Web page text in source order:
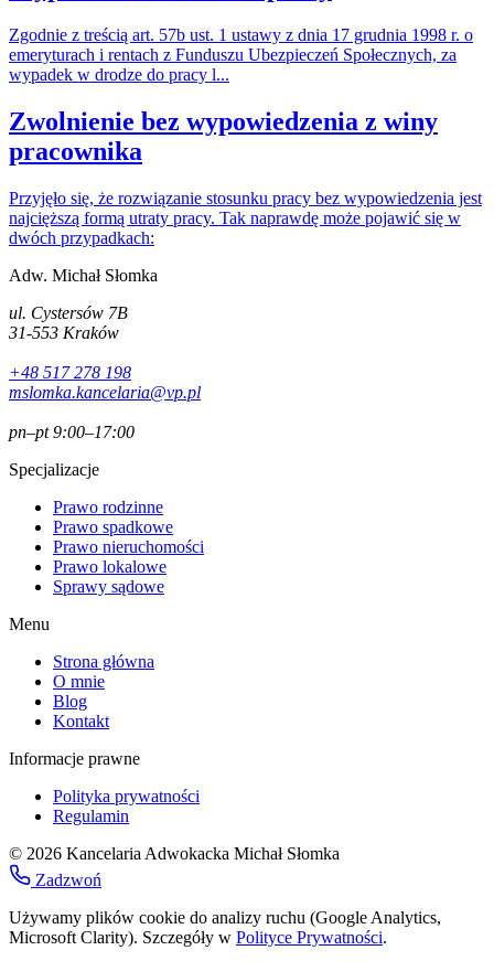
Zgodnie z treścią art. 57b ust. 1 ustawy z dnia 17 grudnia 1998 r. o
emeryturach i rentach z Funduszu Ubezpieczeń Społecznych, za
wypadek w drodze do pracy l...
Zwolnienie bez wypowiedzenia z winy
pracownika
Przyjęło się, że rozwiązanie stosunku pracy bez wypowiedzenia jest
najcięższą formą utraty pracy. Tak naprawdę może pojawić się w
dwóch przypadkach:
Adw. Michał Słomka
ul. Cystersów 7B
31-553 Kraków
+48 517 278 198
mslomka.kancelaria@vp.pl
pn–pt 9:00–17:00
Specjalizacje
Prawo rodzinne
Prawo spadkowe
Prawo nieruchomości
Prawo lokalowe
Sprawy sądowe
Menu
Strona główna
O mnie
Blog
Kontakt
Informacje prawne
Polityka prywatności
Regulamin
© 2026 Kancelaria Adwokacka Michał Słomka
Zadzwoń
Używamy plików cookie do analizy ruchu (Google Analytics,
Microsoft Clarity). Szczegóły w Polityce Prywatności.